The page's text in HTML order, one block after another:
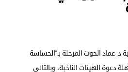
د. عماد الحوت المرحلة بـ”الحساسة
دعوة الهيئات الناخبة، وبالتالي